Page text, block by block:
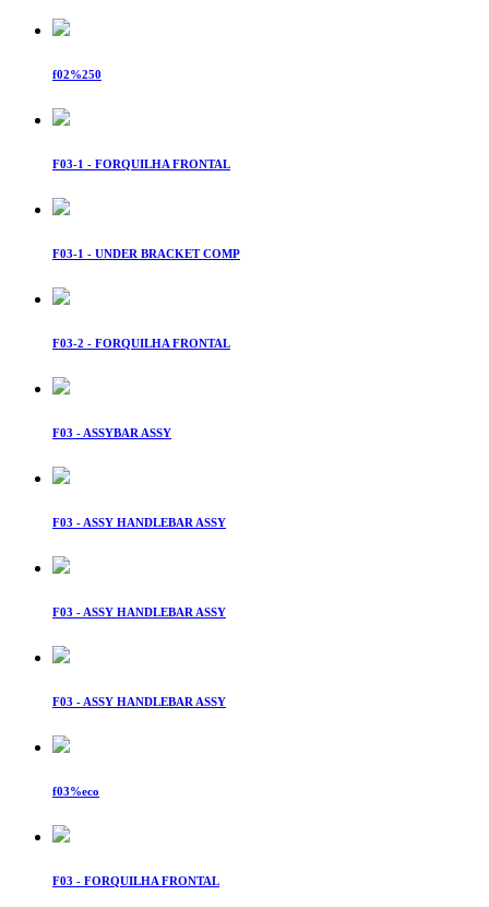
f02%250
F03-1 - FORQUILHA FRONTAL
F03-1 - UNDER BRACKET COMP
F03-2 - FORQUILHA FRONTAL
F03 - ASSYBAR ASSY
F03 - ASSY HANDLEBAR ASSY
F03 - ASSY HANDLEBAR ASSY
F03 - ASSY HANDLEBAR ASSY
f03%eco
F03 - FORQUILHA FRONTAL